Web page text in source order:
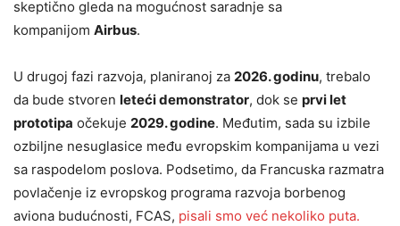
skeptično gleda na mogućnost saradnje sa
kompanijom Airbus.
U drugoj fazi razvoja, planiranoj za 2026. godinu, trebalo
da bude stvoren leteći demonstrator, dok se prvi let
prototipa očekuje 2029. godine. Međutim, sada su izbile
ozbiljne nesuglasice među evropskim kompanijama u vezi
sa raspodelom poslova. Podsetimo, da Francuska razmatra
povlačenje iz evropskog programa razvoja borbenog
aviona budućnosti, FCAS, pisali smo već nekoliko puta.